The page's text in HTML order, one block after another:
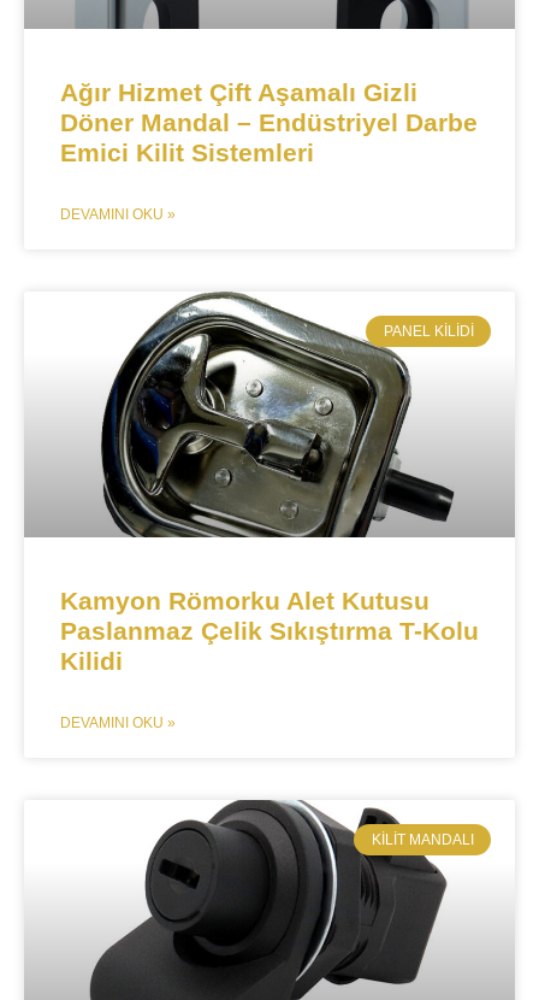
Ağır Hizmet Çift Aşamalı Gizli
Döner Mandal – Endüstriyel Darbe
Emici Kilit Sistemleri​​
DEVAMINI OKU »
​PANEL KILIDI
​Kamyon Römorku Alet Kutusu
Paslanmaz Çelik Sıkıştırma T-Kolu
Kilidi
DEVAMINI OKU »
KILIT MANDALI​